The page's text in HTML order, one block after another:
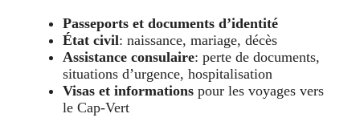
Passeports et documents d’identité
État civil: naissance, mariage, décès
Assistance consulaire: perte de documents,
situations d’urgence, hospitalisation
Visas et informations pour les voyages vers
le Cap-Vert